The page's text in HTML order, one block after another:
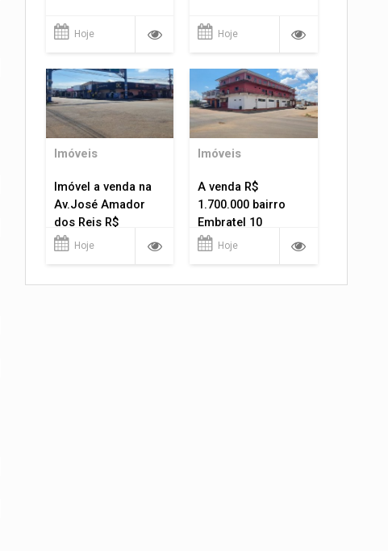
Hoje Hoje
Imóveis
Imóvel a venda na
Av.José Amador
dos Reis R$
1.400.000
Hoje
Imóveis
A venda R$
1.700.000 bairro
Embratel 10
apartamentos!
Hoje